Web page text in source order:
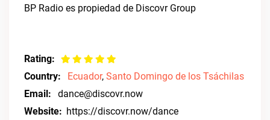
BP Radio es propiedad de Discovr Group
Rating:
Country:
Ecuador, Santo Domingo de los Tsáchilas
Email:
dance@discovr.now
Website: https://discovr.now/dance